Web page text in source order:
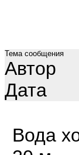
Тема сообщения
Автор
Дата
Вода